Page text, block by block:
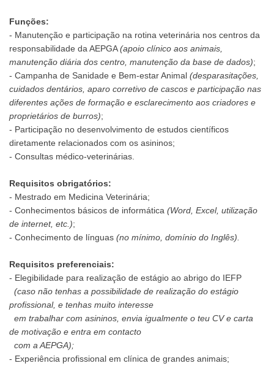
Funções:
- Manutenção e participação na rotina veterinária nos centros da
responsabilidade da AEPGA(apoio clínico aos animais,
manutenção diária dos centro, manutenção da base de dados);
- Campanha de Sanidade e Bem-estar Animal (desparasitações,
cuidados dentários, aparo corretivo de cascos e participação nas
diferentes ações de formação e esclarecimento aos criadores e
proprietários de burros);
- Participação no desenvolvimento de estudos científicos
diretamente relacionados com os asininos;
- Consultas médico-veterinárias.
Requisitos obrigatórios:
- Mestrado em Medicina Veterinária;
- Conhecimentos básicos de informática (Word, Excel, utilização
de internet, etc.);
- Conhecimento de línguas (no mínimo, domínio do Inglês).
Requisitos preferenciais:
- Elegibilidade para realização de estágio ao abrigo do IEFP
(caso não tenhas a possibilidade de realização do estágio
profissional, e tenhas muito interesse
em trabalhar com asininos, envia igualmente o teu CV e carta
de motivação e entra em contacto
com a AEPGA);
- Experiência profissional em clínica de grandes animais;